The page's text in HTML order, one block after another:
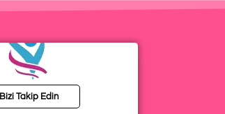
Bizi Takip Edin